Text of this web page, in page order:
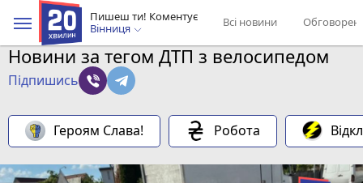
Пишеш ти! Коментує
Вінниця
Всі новини
Новини за тегом ДТП з велосипедом
Підпишись
Героям Слава! Робота